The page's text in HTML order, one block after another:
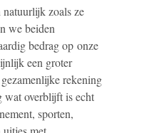
zoals ze
we beiden
bedrag op onze
een groter
rekening
wat overblijft is echt
sporten,